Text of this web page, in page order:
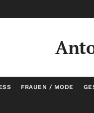
FRAUEN / MODE